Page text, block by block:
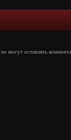
, не могут оставлять